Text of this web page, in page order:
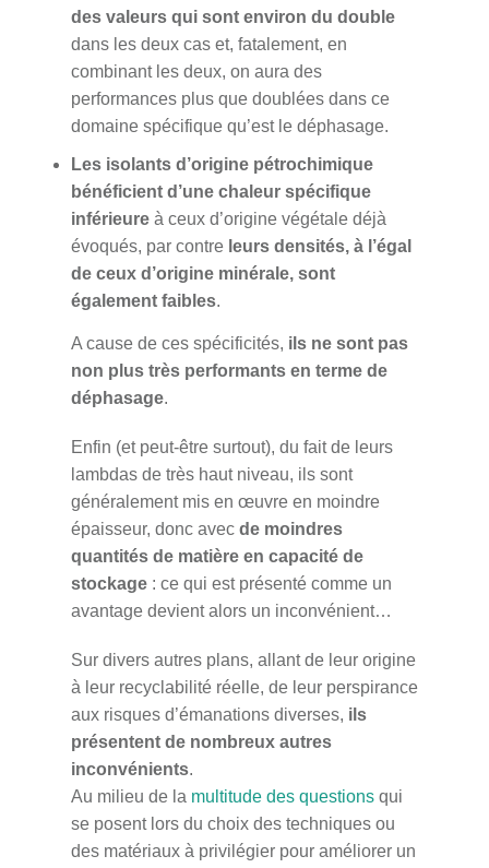
des valeurs qui sont environ du double
dans les deux cas et, fatalement, en
combinant les deux, on aura des
performances plus que doublées dans ce
domaine spécifique qu’est le déphasage.
Les isolants d’origine pétrochimique
bénéficient d’une chaleur spécifique
inférieureà ceux d’origine végétale déjà
évoqués, par contreleurs densités, à l’égal
de ceux d’origine minérale, sont
également faibles.
A cause de ces spécificités, ils ne sont pas
non plus très performants en terme de
déphasage.
Enfin (et peut-être surtout), du fait de leurs
lambdas de très haut niveau, ils sont
généralement mis en œuvre en moindre
épaisseur, donc avec de moindres
quantités de matière en capacité de
stockage: ce qui est présenté comme un
avantage devient alors un inconvénient…
Sur divers autres plans, allant de leur origine
à leur recyclabilité réelle, de leur perspirance
aux risques d’émanations diverses, ils
présentent de nombreux autres
inconvénients.
Au milieu de la multitude des questionsqui
se posent lors du choix des techniques ou
des matériaux à privilégier pour améliorer un